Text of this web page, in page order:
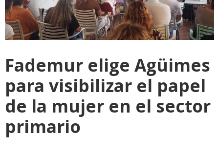
Fademur elige Agüimes
para visibilizar el papel
de la mujer en el sector
primario